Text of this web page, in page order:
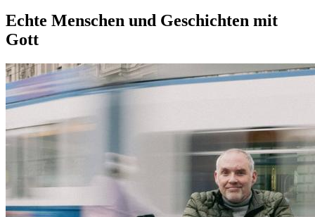
Echte Menschen und Geschichten mit
Gott